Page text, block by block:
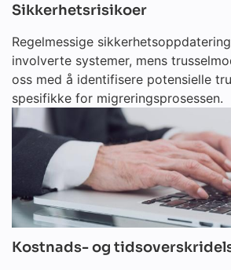
Sikkerhetsrisikoer
Regelmessige
involverte systemer, mens
oss med å identifisere potensielle
spesifikke for migreringsprosessen.
Kostnads- og